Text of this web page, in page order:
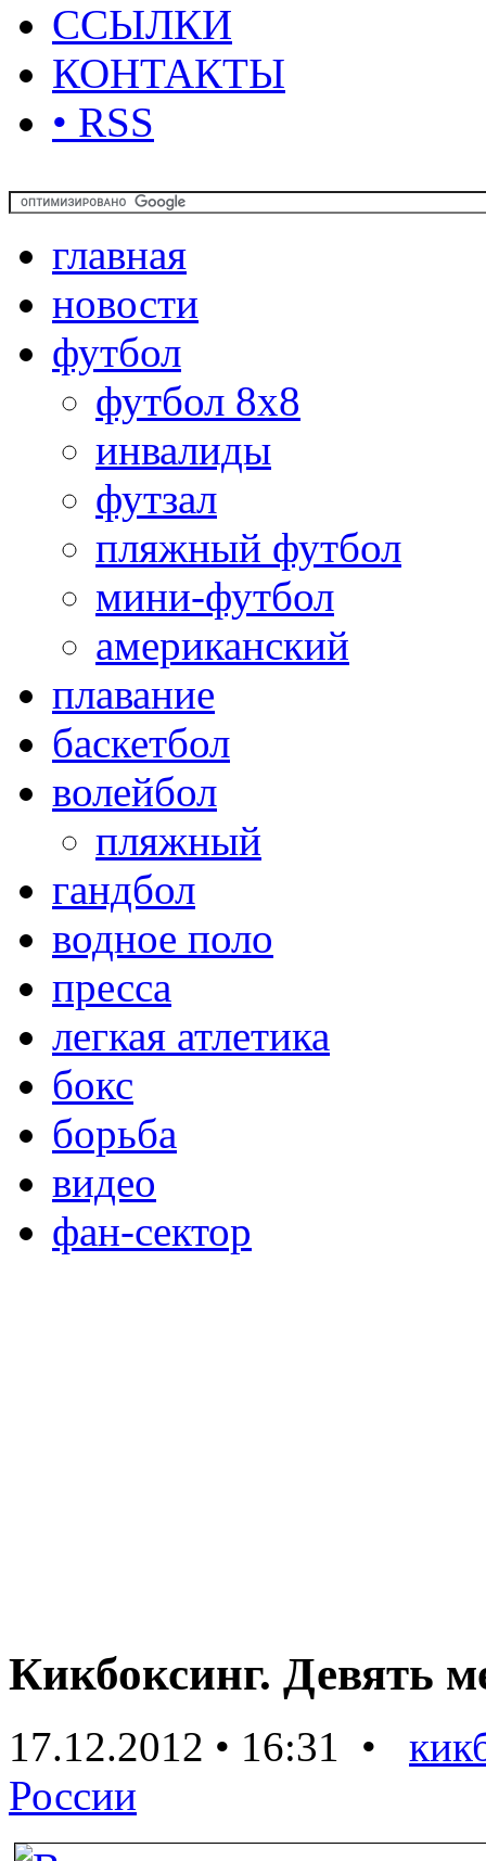
ССЫЛКИ
КОНТАКТЫ
• RSS
главная
новости
футбол
футбол 8х8
инвалиды
футзал
пляжный футбол
мини-футбол
американский
плавание
баскетбол
волейбол
пляжный
гандбол
водное поло
пресса
легкая атлетика
бокс
борьба
видео
фан-сектор
Кикбоксинг. Девять
17.12.2012 • 16:31 •
России